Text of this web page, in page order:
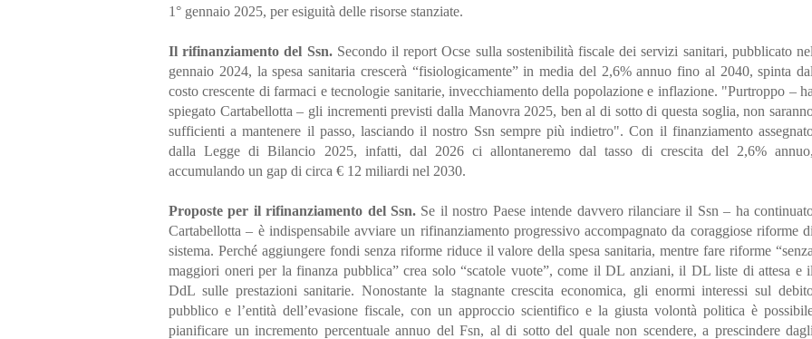
1° gennaio 2025, per esiguità delle risorse stanziate.
Il rifinanziamento del Ssn. Secondo il report Ocse sulla sostenibilità fiscale dei servizi sanitari, pubblicato nel
gennaio 2024, la spesa sanitaria crescerà “fisiologicamente” in media del 2,6% annuo fino al 2040, spinta dal
costo crescente di farmaci e tecnologie sanitarie, invecchiamento della popolazione e inflazione. "Purtroppo – ha
spiegato Cartabellotta – gli incrementi previsti dalla Manovra 2025, ben al di sotto di questa soglia, non
sufficienti a mantenere il passo, lasciando il nostro Ssn sempre più indietro". Con il finanziamento
dalla Legge di Bilancio 2025, infatti, dal 2026 ci allontaneremo dal tasso di crescita del 2,6% annuo,
accumulando un gap di circa € 12 miliardi nel 2030.
Proposte per il rifinanziamento del Ssn. Se il nostro Paese intende davvero rilanciare il Ssn – ha
Cartabellotta – è indispensabile avviare un rifinanziamento progressivo accompagnato da coraggiose riforme di
sistema. Perché aggiungere fondi senza riforme riduce il valore della spesa sanitaria, mentre fare riforme “senza
maggiori oneri per la finanza pubblica” crea solo “scatole vuote”, come il DL anziani, il DL liste di attesa e il
DdL sulle prestazioni sanitarie. Nonostante la stagnante crescita economica, gli enormi interessi sul
pubblico e l’entità dell’evasione fiscale, con un approccio scientifico e la giusta volontà politica è
pianificare un incremento percentuale annuo del Fsn, al di sotto del quale non scendere, a prescindere dagli